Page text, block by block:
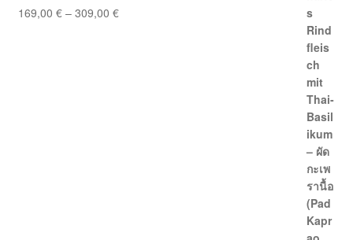
Bewertet mit
169,00 €– 309,00 €